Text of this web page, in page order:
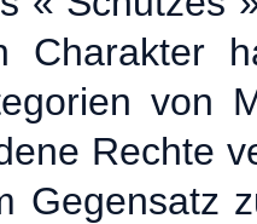
Charakter
von
Rechte
Gegensatz